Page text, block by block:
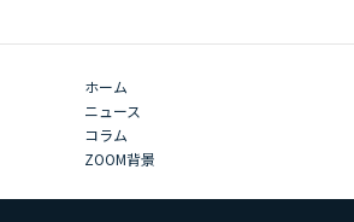
ホーム
ニュース
コラム
ZOOM背景